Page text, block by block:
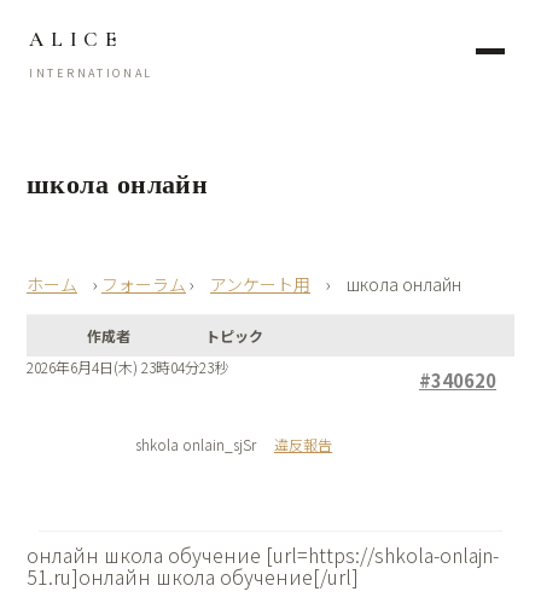
ALICE
INTERNATIONAL
школа онлайн
› フォーラム › アンケート用 › школа онлайн
作成者
トピック
2026年6月4日(木) 23時04分23秒
#340620
shkola onlain_sjSr 違反報告
онлайн школа обучение [url=https://shkola-onlajn-
51.ru]онлайн школа обучение[/url]